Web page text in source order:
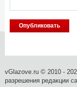
vGlazove.ru © 2010 -
разрешения редакции